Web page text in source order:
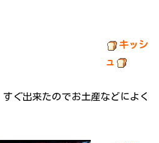
キッシ
ュ
ぐ出来たのでお土産などによく